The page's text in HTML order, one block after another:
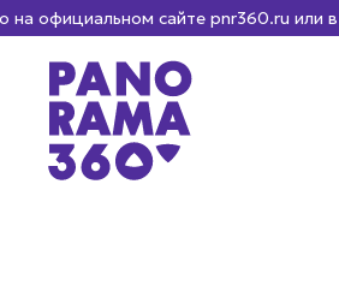
сайте pnr360.ru или в кассе на